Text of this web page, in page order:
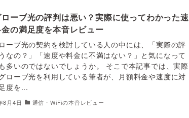
ローブ光の評判は悪い？実際に使ってわかった速
の満足度を本音レビュー
ーブ光の契約を検討している人の中には、「実際の評
なの？」「速度や料金に不満はない？」と気になって
多いのではないでしょうか。 そこで本記事では、実際
ローブ光を利用している筆者が、月額料金や速度に対
度を...
8月4日 通信・WiFiの本音レビュー